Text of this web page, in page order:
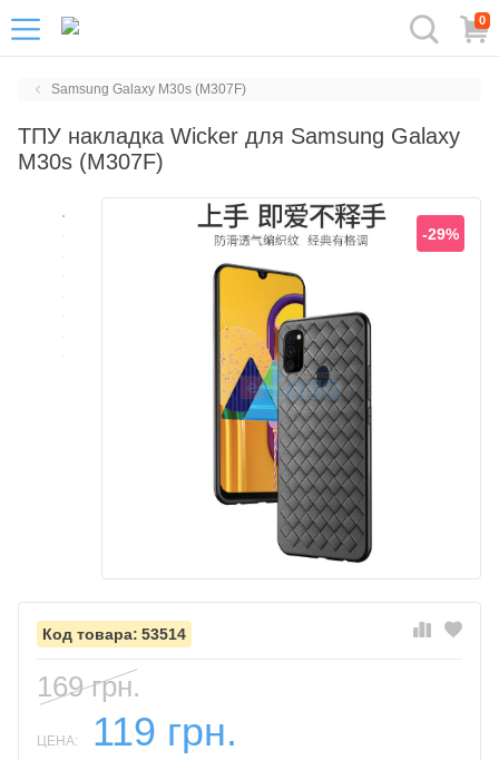
0
Samsung Galaxy M30s (M307F)
ТПУ накладка Wicker для Samsung Galaxy
M30s (M307F)
-29%
53514
169 грн.
ЦЕНА: 119 грн.